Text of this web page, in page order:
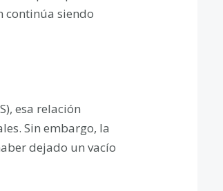
continúa siendo
esa relación
Sin embargo, la
dejado un vacío